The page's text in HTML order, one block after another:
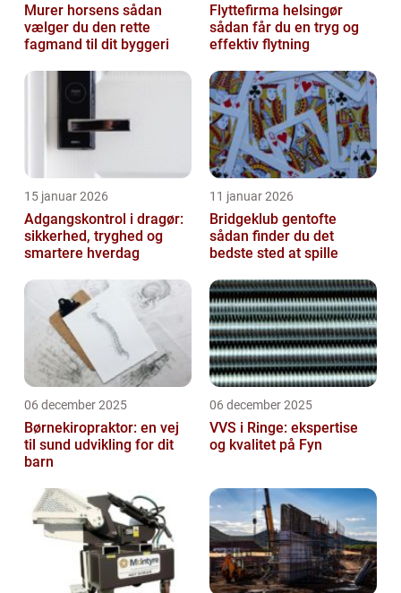
Murer horsens sådan
vælger du den rette
fagmand til dit byggeri
Flyttefirma helsingør
sådan får du en tryg og
effektiv flytning
15 januar 2026
Adgangskontrol i dragør:
sikkerhed, tryghed og
smartere hverdag
11 januar 2026
Bridgeklub gentofte
sådan finder du det
bedste sted at spille
06 december 2025
Børnekiropraktor: en vej
til sund udvikling for dit
barn
06 december 2025
VVS i Ringe: ekspertise
og kvalitet på Fyn